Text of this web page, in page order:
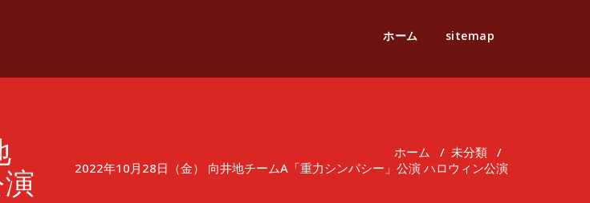
ホーム sitemap
ホーム / 未分類 /
2022年10月28日（金） 向井地チームA「重力シンパシー」公演 ハロウィン公演